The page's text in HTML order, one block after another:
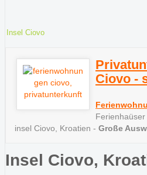
Insel Ciovo
Ciovo -
insel Ciovo, Kroatien - Große
Insel Ciovo,